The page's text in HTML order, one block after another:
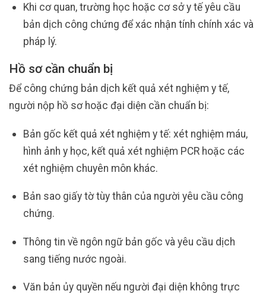
Khi cơ quan, trường học hoặc cơ sở y tế yêu cầu
bản dịch công chứng để xác nhận tính chính xác và
pháp lý.
Hồ sơ cần chuẩn bị
Để công chứng bản dịch kết quả xét nghiệm y tế,
người nộp hồ sơ hoặc đại diện cần chuẩn bị:
Bản gốc kết quả xét nghiệm y tế: xét nghiệm máu,
hình ảnh y học, kết quả xét nghiệm PCR hoặc các
xét nghiệm chuyên môn khác.
Bản sao giấy tờ tùy thân của người yêu cầu công
chứng.
Thông tin về ngôn ngữ bản gốc và yêu cầu dịch
sang tiếng nước ngoài.
Văn bản ủy quyền nếu người đại diện không trực